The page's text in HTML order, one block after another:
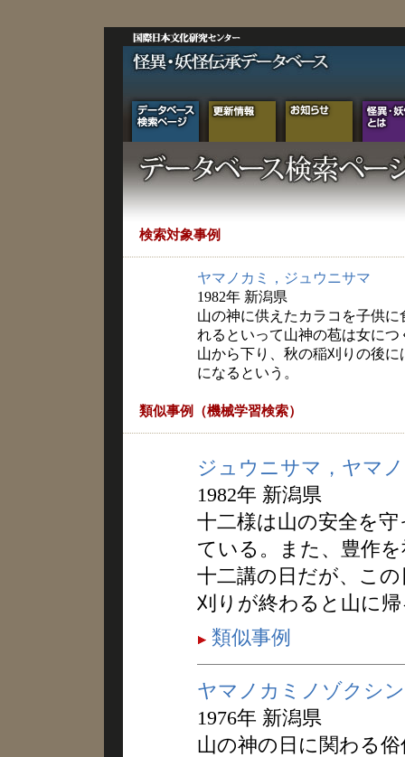
検索対象事例
ヤマノカミ，ジュウニサマ
1982年 新潟県
山の神に供えたカラコを子供
れるといって山神の苞は女に
山から下り、秋の稲刈りの後
になるという。
類似事例（機械学習検索）
ジュウニサマ，ヤマ
1982年 新潟県
十二様は山の安全を
ている。また、豊作
十二講の日だが、こ
刈りが終わると山に
類似事例
ヤマノカミノゾクシン
1976年 新潟県
山の神の日に関わる